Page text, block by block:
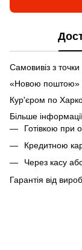
Самовивіз з
«Новою поштою»
Кур'єром по
Більше
Готівкою при
Кредитною
Через касу
Гарантія від